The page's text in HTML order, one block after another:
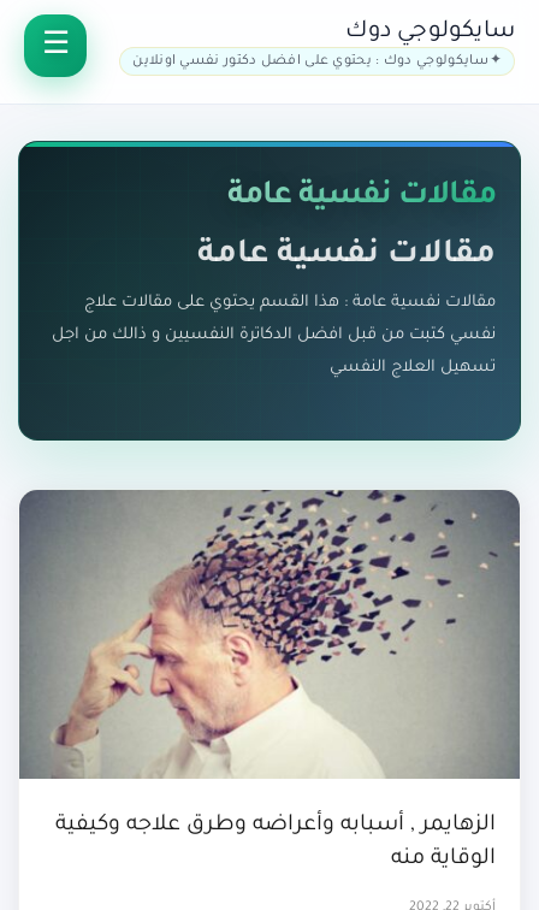
سايكولوجي دوك
سايكولوجي دوك : يحتوي على افضل دكتور نفسي اونلاين
مقالات نفسية عامة
مقالات نفسية عامة
مقالات نفسية عامة : هذا القسم يحتوي على مقالات علاج
نفسي كتبت من قبل افضل الدكاترة النفسيين و ذالك من اجل
تسهيل العلاج النفسي
الزهايمر , أسبابه وأعراضه وطرق علاجه وكيفية
الوقاية منه